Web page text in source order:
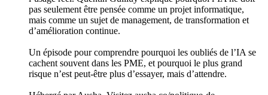
pas seulement être pensée comme un projet informatique,
mais comme un sujet de management, de transformation et
d’amélioration continue.
Un épisode pour comprendre pourquoi les oubliés de l’IA se
cachent souvent dans les PME, et pourquoi le plus grand
risque n’est peut-être plus d’essayer, mais d’attendre.